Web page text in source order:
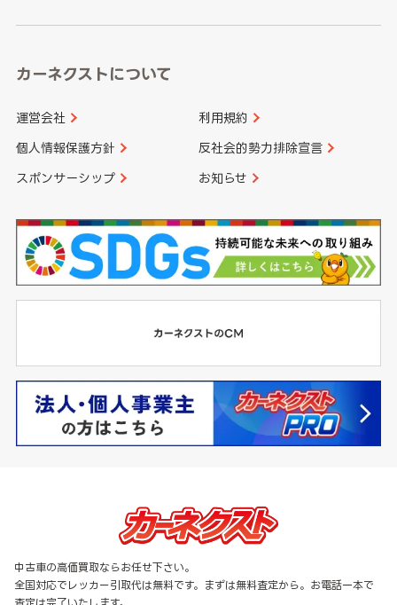
カーネクストについて
運営会社 利用規約
個人情報保護方針 反社会的勢力排除宣言
スポンサーシップ お知らせ
中古車の高価買取ならお任せ下さい。
全国対応でレッカー引取代は無料です。まずは無料査定から。お電話一本で
査定は完了いたします。